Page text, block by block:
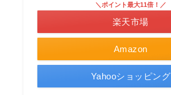
Amazon
＼ポイント最大11倍！／
楽天市場
Yahooショッピング